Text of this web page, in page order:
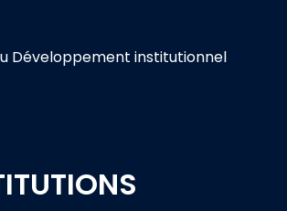
Développement institutionnel